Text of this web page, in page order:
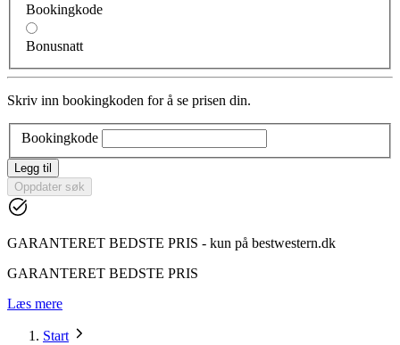
Bookingkode
Bonusnatt
Skriv inn bookingkoden for å se prisen din.
Bookingkode
Legg til
Oppdater søk
GARANTERET BEDSTE PRIS - kun på bestwestern.dk
GARANTERET BEDSTE PRIS
Læs mere
Start